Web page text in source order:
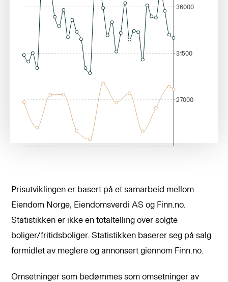
27000
31500
36000
Prisutviklingen er basert på et samarbeid mellom
Eiendom Norge, Eiendomsverdi AS og Finn.no.
Statistikken er ikke en totaltelling over solgte
boliger/fritidsboliger. Statistikken baserer seg på salg
formidlet av meglere og annonsert giennom Finn.no.
Omsetninger som bedømmes som omsetninger av